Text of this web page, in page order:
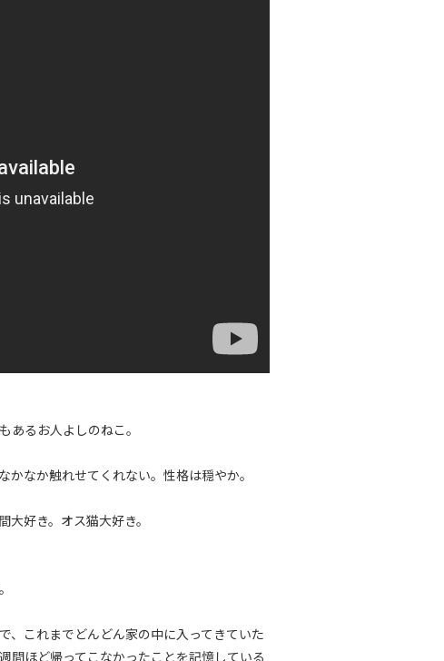
あるお人よしのねこ。
なか触れせてくれない。性格は穏やか。
好き。オス猫大好き。
、これまでどんどん家の中に入ってきていた
間ほど帰ってこなかったことを記憶している